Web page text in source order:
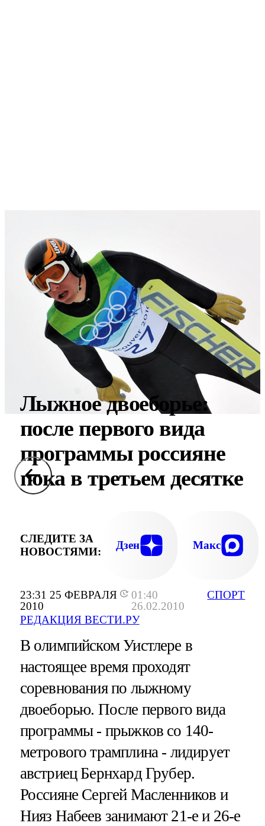
23:31 25 ФЕВРАЛЯ
2010
01:40
26.02.2010
РЕДАКЦИЯ ВЕСТИ.РУ
СПОРТ
Лыжное двоеборье:
после первого вида
программы россияне
пока в третьем десятке
СЛЕДИТЕ ЗА
НОВОСТЯМИ:
Дзен Макс
В олимпийском Уистлере в
настоящее время проходят
соревнования по лыжному
двоеборью. После первого вида
программы - прыжков со 140-
метрового трамплина - лидирует
австриец Бернхард Грубер.
Россияне Сергей Масленников и
Нияз Набеев занимают 21-е и 26-е